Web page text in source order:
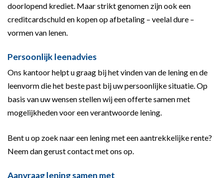
doorlopend krediet. Maar strikt genomen zijn ook een
creditcardschuld en kopen op afbetaling – veelal dure –
vormen van lenen.
Persoonlijk leenadvies
Ons kantoor helpt u graag bij het vinden van de lening en de
leenvorm die het beste past bij uw persoonlijke situatie. Op
basis van uw wensen stellen wij een offerte samen met
mogelijkheden voor een verantwoorde lening.
Bent u op zoek naar een lening met een aantrekkelijke rente?
Neem dan gerust contact met ons op.
Aanvraag lening samen met